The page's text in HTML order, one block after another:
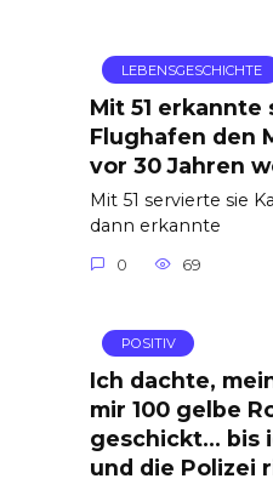
LEBENSGESCHICHTE
Mit 51 erkannte
Flughafen den
vor 30 Jahren
Mit 51 servierte sie
dann erkannte
0 69
POSITIV
Ich dachte,
mir 100 gelbe
geschickt… bis
und die Polizei